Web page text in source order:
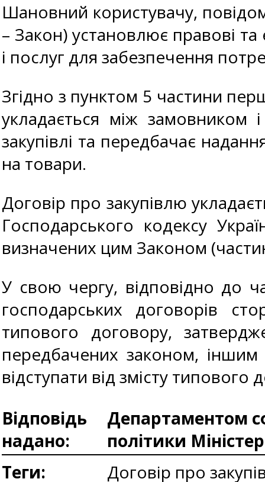
Шановний користувачу,
– Закон) установлює правові та
і послуг для забезпечення
Згідно з пунктом 5 частини
укладається між замовником
закупівлі та передбачає
на товари.
Договір про закупівлю
Господарського кодексу
визначених цим Законом
У свою чергу, відповідно до
господарських договорів
типового договору,
передбачених законом,
відступати від змісту
Відповідь
надано:
Департаментом
політики
Теги:
Договір про